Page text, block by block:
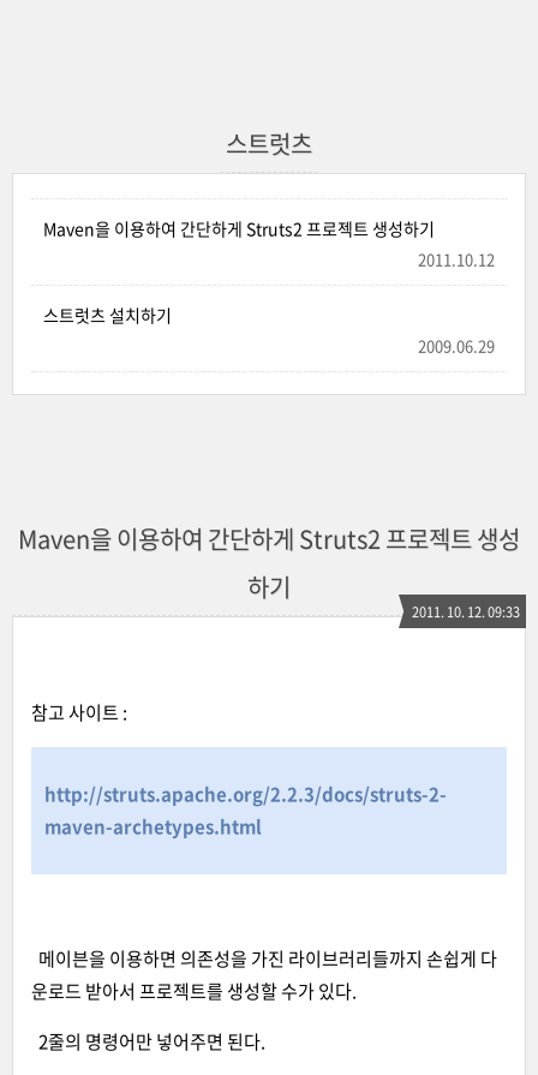
스트럿츠
Maven을 이용하여 간단하게 Struts2 프로젝트 생성하기
2011.10.12
스트럿츠 설치하기
2009.06.29
Maven을 이용하여 간단하게 Struts2 프로젝트 생성
하기
2011. 10. 12. 09:33
참고 사이트 :
http://struts.apache.org/2.2.3/docs/struts-2-
maven-archetypes.html
메이븐을 이용하면 의존성을 가진 라이브러리들까지 손쉽게 다
운로드 받아서 프로젝트를 생성할 수가 있다.
2줄의 명령어만 넣어주면 된다.